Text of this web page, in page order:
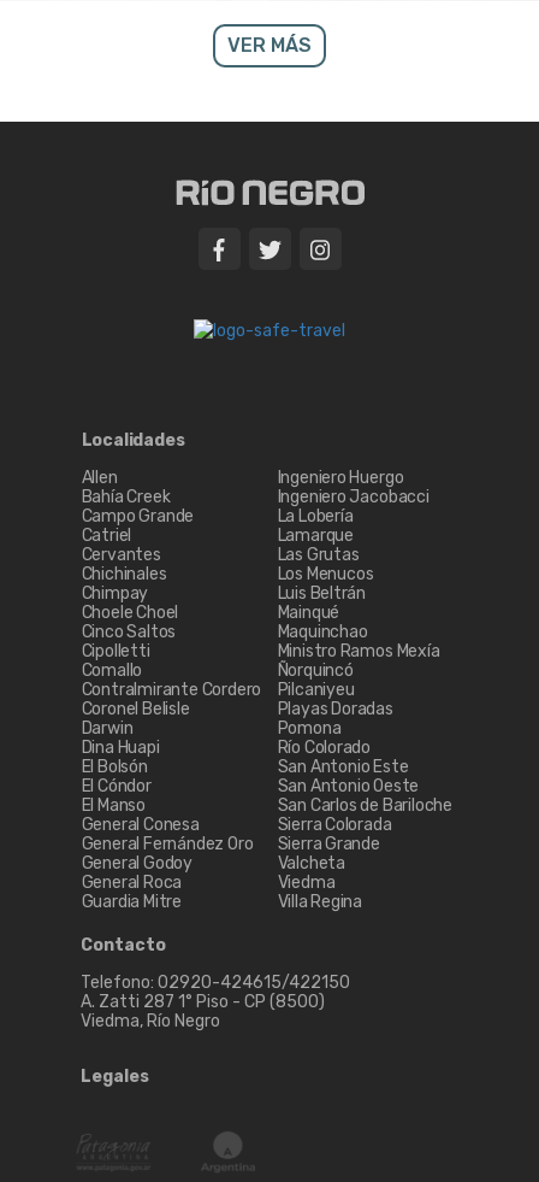
VER MÁS
Localidades
Allen
Bahía Creek
Campo Grande
Catriel
Cervantes
Chichinales
Chimpay
Choele Choel
Cinco Saltos
Cipolletti
Comallo
Contralmirante Cordero
Coronel Belisle
Darwin
Dina Huapi
El Bolsón
El Cóndor
El Manso
General Conesa
General Fernández Oro
General Godoy
General Roca
Guardia Mitre
Ingeniero Huergo
Ingeniero Jacobacci
La Lobería
Lamarque
Las Grutas
Los Menucos
Luis Beltrán
Mainqué
Maquinchao
Ministro Ramos Mexía
Ñorquincó
Pilcaniyeu
Playas Doradas
Pomona
Río Colorado
San Antonio Este
San Antonio Oeste
San Carlos de Bariloche
Sierra Colorada
Sierra Grande
Valcheta
Viedma
Villa Regina
Contacto
Telefono: 02920-424615/422150
A. Zatti 287 1° Piso - CP (8500)
Viedma, Río Negro
Legales